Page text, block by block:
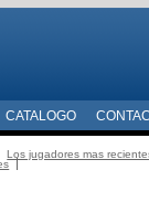
CATALOGO
Los jugadores mas